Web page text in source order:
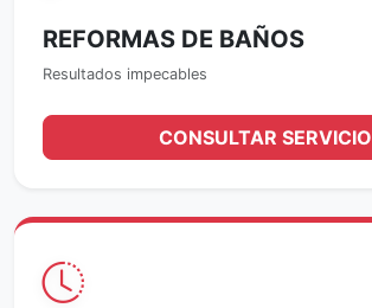
REFORMAS DE BAÑOS
Resultados impecables
CONSULTAR SERVICIO